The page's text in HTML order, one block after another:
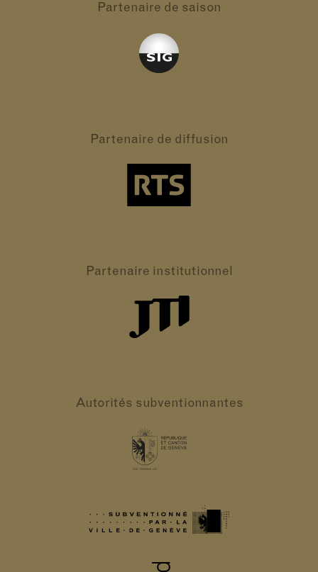
Partenaire de saison
Partenaire de diffusion
Partenaire institutionnel
Autorités subventionnantes